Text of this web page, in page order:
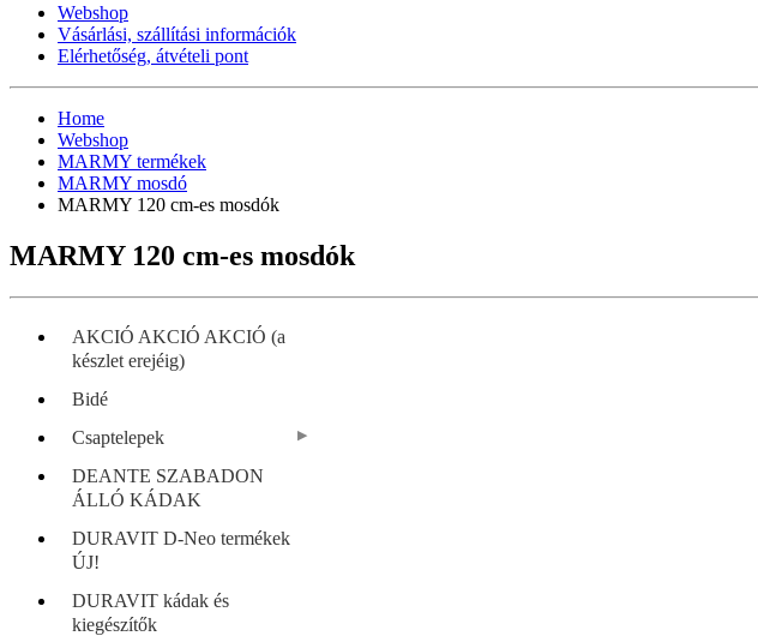
Webshop
Vásárlási, szállítási információk
Elérhetőség, átvételi pont
Home
Webshop
MARMY termékek
MARMY mosdó
MARMY 120 cm-es mosdók
MARMY 120 cm-es mosdók
AKCIÓ AKCIÓ AKCIÓ (a
készlet erejéig)
Bidé
Csaptelepek
DEANTE SZABADON
ÁLLÓ KÁDAK
DURAVIT D-Neo termékek
ÚJ!
DURAVIT kádak és
kiegészítők